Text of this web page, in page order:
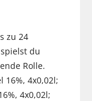
zu 24
du
Rolle.
16%, 4x0,02l;
4x0,02l;